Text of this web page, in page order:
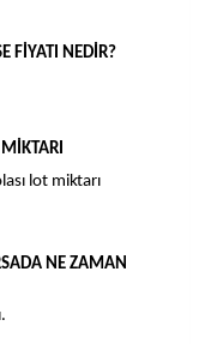
FİYATI NEDİR?
lot miktarı
NE ZAMAN